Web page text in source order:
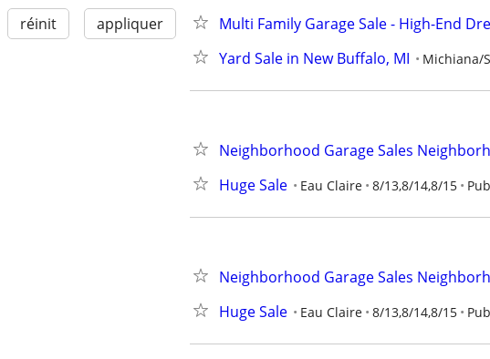
réinit appliquer Multi Family Garage Sale - High-End
Yard Sale in New Buffalo, MI Michiana/
Neighborhood Garage Sales
Huge Sale Eau Claire 8/13,8/14,8/15
Neighborhood Garage Sales
Huge Sale Eau Claire 8/13,8/14,8/15